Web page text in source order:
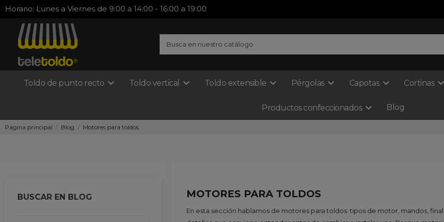
Horario: Lunes a Viernes de 9:00 a 14:00 - 16:00 a 19:00
Toldo de punto recto Toldo vertical Toldo extensible Pérgolas Capotas Cortinas
Productos confeccionados Blog
Página principal Blog Motores para toldos
BUSCAR EN BLOG MOTORES PARA TOLDOS
En esta sección hablamos de motores para toldos: tipos de motor, mandos,